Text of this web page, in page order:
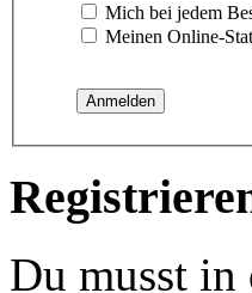
Mich bei jedem
Meinen Online-
Du musst in